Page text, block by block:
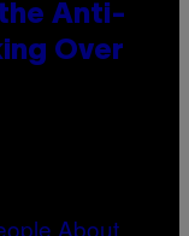
Anti-
Over